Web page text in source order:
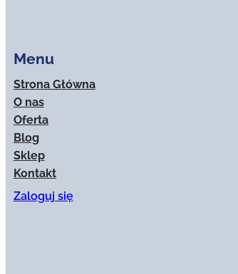
Menu
Strona Główna
O nas
Oferta
Blog
Sklep
Kontakt
Zaloguj się